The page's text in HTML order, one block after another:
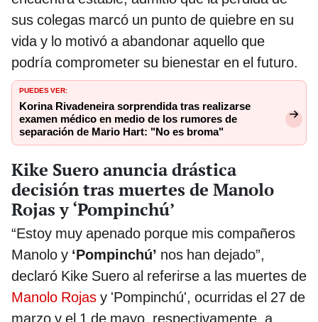
sus colegas marcó un punto de quiebre en su
vida y lo motivó a abandonar aquello que
podría comprometer su bienestar en el futuro.
PUEDES VER:
Korina Rivadeneira sorprendida tras realizarse
examen médico en medio de los rumores de
separación de Mario Hart: "No es broma"
Kike Suero anuncia drástica
decisión tras muertes de Manolo
Rojas y ‘Pompinchú’
“Estoy muy apenado porque mis compañeros
Manolo y ‘Pompinchú’ nos han dejado”,
declaró Kike Suero al referirse a las muertes de
Manolo Rojas y 'Pompinchú', ocurridas el 27 de
marzo y el 1 de mayo, respectivamente, a